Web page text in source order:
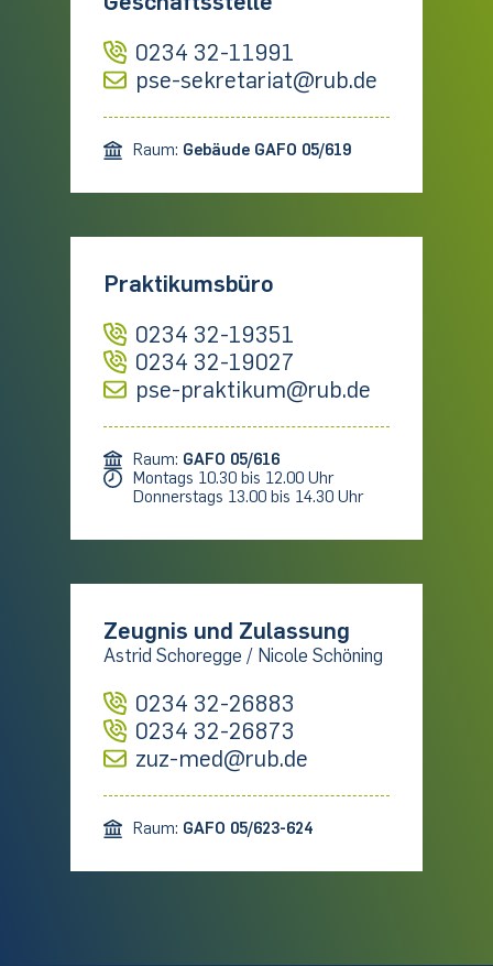
0234 32-11991
pse-sekretariat@rub.de
Raum: Gebäude GAFO 05/619
Praktikumsbüro
0234 32-19351
0234 32-19027
pse-praktikum@rub.de
Raum: GAFO 05/616
Montags 10.30 bis 12.00 Uhr
Donnerstags 13.00 bis 14.30 Uhr
Zeugnis und Zulassung
Astrid Schoregge / Nicole Schöning
0234 32-26883
0234 32-26873
zuz-med@rub.de
Raum: GAFO 05/623-624